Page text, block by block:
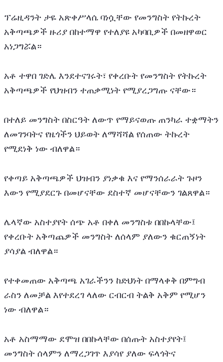
ፕሬዚዳንት ታዬ አጽቀሥላሴ ባነሷቸው የመንግስት የትኩረት
አቅጣጫዎች ዙሪያ በከተማዋ የተለያዩ አካባቢዎች በመዘዋወር
አነጋግሯል።
አቶ ተዋበ ገድሌ እንደተናገሩት፣ የቀረቡት የመንግስት የትኩረት
አቅጣጫዎች የህዝብን ተጠቃሚነት የሚያረጋግጡ ናቸው።
በተለይ መንግስት በስርዓት ለውጥ የማይናወጡ ጠንካራ ተቋማትን
ለመገንባትና የዜጎችን ህይወት ለማሻሻል የሰጠው ትኩረት
የሚደነቅ ነው ብለዋል።
የቀጣይ አቅጣጫዎች ህዝብን ያነቃቁ እና የማንሰራራት ጉዞን
እውን የሚያደርጉ በመሆናቸው ደስተኛ መሆናቸውን ገልጸዋል።
ሌላኛው አስተያየት ሰጭ አቶ በቀለ መንግስቱ በበኩላቸው፤
የቀረቡት አቅጣጨዎች መንግስት ለሰላም ያለውን ቁርጠኝነት
ያሳያል ብለዋል።
የተቀመጠው አቅጣጫ አገራችንን ከድህነት በማላቀቅ በምግብ
ራስን ለመቻል እየተደረገ ላለው ርብርብ ትልቅ አቅም የሚሆን
ነው ብለዋል።
አቶ አስማማው ደሞዝ በበኩላቸው በሰጡት አስተያየት፤
መንግስት ሰላምን ለማረጋገጥ እያሳየ ያለው ፍላጎትና